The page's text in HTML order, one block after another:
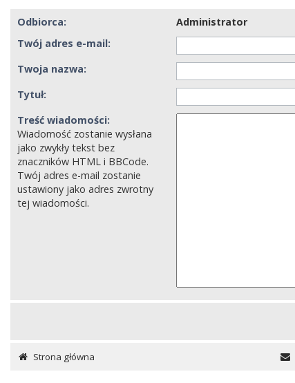
Odbiorca:
Administrator
Twój adres e-mail:
Twoja nazwa:
Tytuł:
Treść wiadomości:
Wiadomość zostanie wysłana
jako zwykły tekst bez
znaczników HTML i BBCode.
Twój adres e-mail zostanie
ustawiony jako adres zwrotny
tej wiadomości.
Strona główna